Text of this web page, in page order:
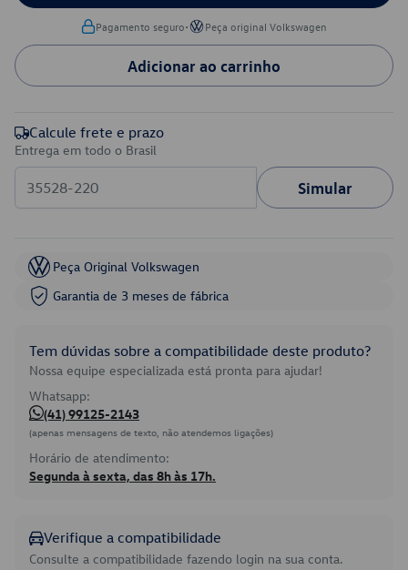
Pagamento seguro• Peça original Volkswagen
Adicionar ao carrinho
Calcule frete e prazo
Entrega em todo o Brasil
Simular
Peça Original Volkswagen
Garantia de 3 meses de fábrica
Tem dúvidas sobre a compatibilidade deste produto?
Nossa equipe especializada está pronta para ajudar!
Whatsapp:
(41) 99125-2143
(apenas mensagens de texto, não atendemos ligações)
Horário de atendimento:
Segunda à sexta, das 8h às 17h.
Verifique a compatibilidade
Consulte a compatibilidade fazendo login na sua conta.